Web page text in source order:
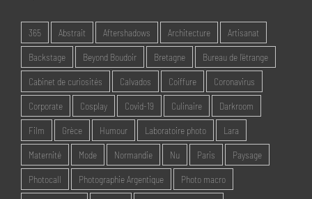
365 Abstrait Aftershadows Architecture Artisanat
Backstage Beyond Boudoir Bretagne Bureau de l'étrange
Cabinet de curiosités Calvados Coiffure Coronavirus
Corporate Cosplay Covid-19 Culinaire Darkroom
Film Grèce Humour Laboratoire photo Lara
Maternité Mode Normandie Nu Paris Paysage
Photocall Photographie Argentique Photo macro